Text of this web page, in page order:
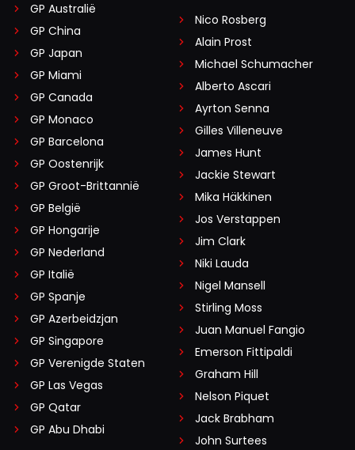
GP Australië
GP China
GP Japan
GP Miami
GP Canada
GP Monaco
GP Barcelona
GP Oostenrijk
GP Groot-Brittannië
GP België
GP Hongarije
GP Nederland
GP Italië
GP Spanje
GP Azerbeidzjan
GP Singapore
GP Verenigde Staten
GP Las Vegas
GP Qatar
GP Abu Dhabi
Nico Rosberg
Alain Prost
Michael Schumacher
Alberto Ascari
Ayrton Senna
Gilles Villeneuve
James Hunt
Jackie Stewart
Mika Häkkinen
Jos Verstappen
Jim Clark
Niki Lauda
Nigel Mansell
Stirling Moss
Juan Manuel Fangio
Emerson Fittipaldi
Graham Hill
Nelson Piquet
Jack Brabham
John Surtees